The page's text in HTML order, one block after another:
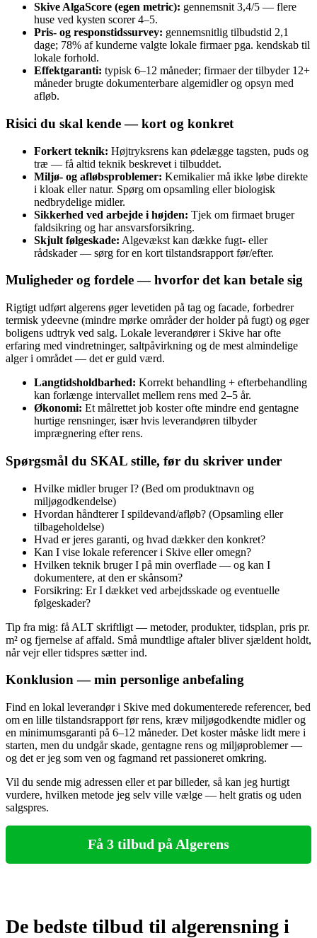
Skive AlgaScore (egen metric): gennemsnit 3,4/5 — flere
huse ved kysten scorer 4–5.
Pris- og responstidssurvey: gennemsnitlig tilbudstid 2,1
dage; 78% af kunderne valgte lokale firmaer pga. kendskab til
lokale forhold.
Effektgaranti: typisk 6–12 måneder; firmaer der tilbyder 12+
måneder brugte dokumenterbare algemidler og opsyn med
afløb.
Risici du skal kende — kort og konkret
Forkert teknik: Højtryksrens kan ødelægge tagsten, puds og
træ — få altid teknik beskrevet i tilbuddet.
Miljø- og afløbsproblemer: Kemikalier må ikke løbe direkte
i kloak eller natur. Spørg om opsamling eller biologisk
nedbrydelige midler.
Sikkerhed ved arbejde i højden: Tjek om firmaet bruger
faldsikring og har ansvarsforsikring.
Skjult følgeskade: Algevækst kan dække fugt- eller
rådskader — sørg for en kort tilstandsrapport før/efter.
Muligheder og fordele — hvorfor det kan betale sig
Rigtigt udført algerens øger levetiden på tag og facade, forbedrer
termisk ydeevne (mindre mørke områder der holder på fugt) og øger
boligens udtryk ved salg. Lokale leverandører i Skive har ofte
erfaring med vindretninger, saltpåvirkning og de mest almindelige
alger i området — det er guld værd.
Langtidsholdbarhed: Korrekt behandling + efterbehandling
kan forlænge intervallet mellem rens med 2–5 år.
Økonomi: Et målrettet job koster ofte mindre end gentagne
hurtige rensninger, især hvis leverandøren tilbyder
imprægnering efter rens.
Spørgsmål du SKAL stille, før du skriver under
Hvilke midler bruger I? (Bed om produktnavn og
miljøgodkendelse)
Hvordan håndterer I spildevand/afløb? (Opsamling eller
tilbageholdelse)
Hvad er jeres garanti, og hvad dækker den konkret?
Kan I vise lokale referencer i Skive eller omegn?
Hvilken teknik bruger I på min overflade — og kan I
dokumentere, at den er skånsom?
Forsikring: Er I dækket ved arbejdsskade og eventuelle
følgeskader?
Tip fra mig: få ALT skriftligt — metoder, produkter, tidsplan, pris pr.
m² og fjernelse af affald. Små mundtlige aftaler bliver sjældent holdt,
når vejr eller tidspres sætter ind.
Konklusion — min personlige anbefaling
Find en lokal leverandør i Skive med dokumenterede referencer, bed
om en lille tilstandsrapport før rens, kræv miljøgodkendte midler og
en minimumsgaranti på 6–12 måneder. Det koster måske lidt mere i
starten, men du undgår skade, gentagne rens og miljøproblemer —
og det er jeg som ven og fagmand ret passioneret omkring.
Vil du sende mig adressen eller et par billeder, så kan jeg hurtigt
vurdere, hvilken metode jeg selv ville vælge — helt gratis og uden
salgspres.
Få 3 tilbud på Algerens
De bedste tilbud til algerensning i